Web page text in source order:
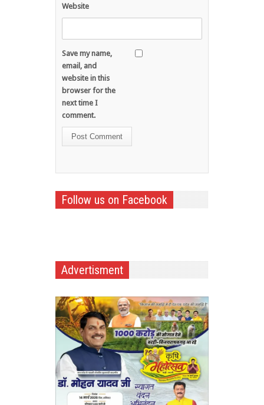
Website
Save my name,
email, and
website in this
browser for the
next time I
comment.
Follow us on Facebook
Advertisment